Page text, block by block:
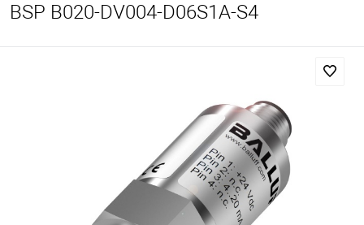
BSP B020-DV004-D06S1A-S4